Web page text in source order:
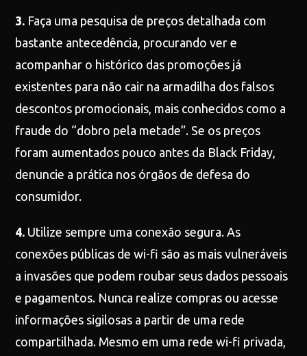
3. Faça uma pesquisa de preços detalhada com
bastante antecedência, procurando ver e
acompanhar o histórico das promoções já
existentes para não cair na armadilha dos falsos
descontos promocionais, mais conhecidos como a
fraude do “dobro pela metade”. Se os preços
foram aumentados pouco antes da Black Friday,
denuncie a prática nos órgãos de defesa do
consumidor.
4. Utilize sempre uma conexão segura. As
conexões públicas de wi-fi são as mais vulneráveis
a invasões que podem roubar seus dados pessoais
e pagamentos. Nunca realize compras ou acesse
informações sigilosas a partir de uma rede
compartilhada. Mesmo em uma rede wi-fi privada,